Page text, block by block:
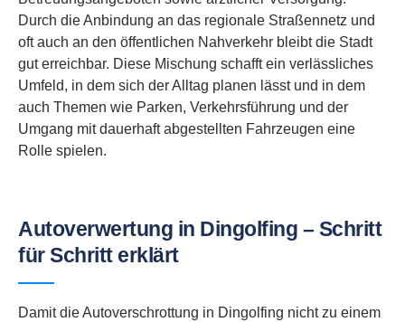
Durch die Anbindung an das regionale Straßennetz und
oft auch an den öffentlichen Nahverkehr bleibt die Stadt
gut erreichbar. Diese Mischung schafft ein verlässliches
Umfeld, in dem sich der Alltag planen lässt und in dem
auch Themen wie Parken, Verkehrsführung und der
Umgang mit dauerhaft abgestellten Fahrzeugen eine
Rolle spielen.
Autoverwertung in Dingolfing – Schritt
für Schritt erklärt
Damit die Autoverschrottung in Dingolfing nicht zu einem